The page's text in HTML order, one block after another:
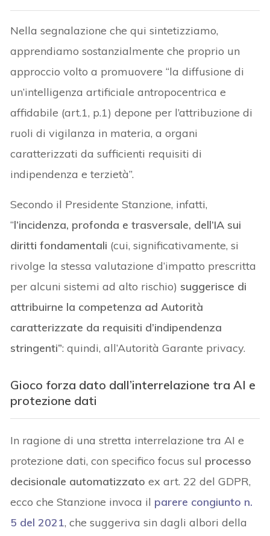
Nella segnalazione che qui sintetizziamo,
apprendiamo sostanzialmente che proprio un
approccio volto a promuovere “la diffusione di
un’intelligenza artificiale antropocentrica e
affidabile (art.1, p.1) depone per l’attribuzione di
ruoli di vigilanza in materia, a organi
caratterizzati da sufficienti requisiti di
indipendenza e terzietà”.
Secondo il Presidente Stanzione, infatti,
“l’incidenza, profonda e trasversale, dell’IA sui
diritti fondamentali (cui, significativamente, si
rivolge la stessa valutazione d’impatto prescritta
per alcuni sistemi ad alto rischio) suggerisce di
attribuirne la competenza ad Autorità
caratterizzate da requisiti d’indipendenza
stringenti”: quindi, all’Autorità Garante privacy.
Gioco forza dato dall’interrelazione tra AI e
protezione dati
In ragione di una stretta interrelazione tra AI e
protezione dati, con specifico focus sul processo
decisionale automatizzato ex art. 22 del GDPR,
ecco che Stanzione invoca il parere congiunto n.
5 del 2021, che suggeriva sin dagli albori della